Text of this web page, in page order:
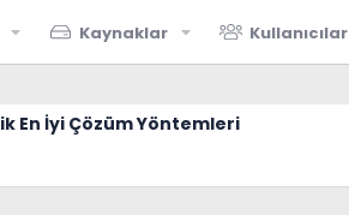
Kaynaklar Kullanıcılar
En İyi Çözüm Yöntemleri